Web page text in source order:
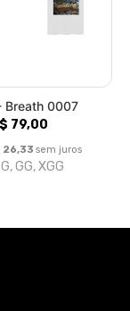
Breath 0007
79,00
26,33 sem juros
G, GG, XGG